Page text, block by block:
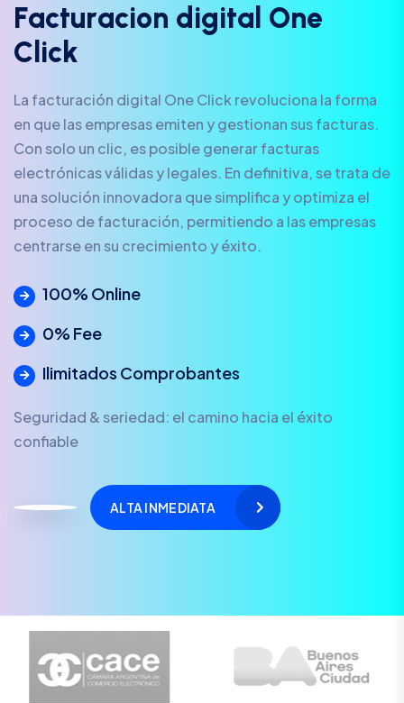
Facturacion d igita One
C ick
La facturación digital One Click revoluciona la forma
en que las empresas emiten y gestionan sus facturas.
Con solo un clic, es posible generar facturas
electrónicas válidas y legales. En definitiva, se trata de
una solución innovadora que simplifica y optimiza el
proceso de facturación, permitiendo a las empresas
centrarse en su crecimiento y éxito.
100% Online
0% Fee
Ilimitados Comprobantes
Seguridad & seriedad: el camino hacia el éxito
confiable
ALTA INMEDIATA